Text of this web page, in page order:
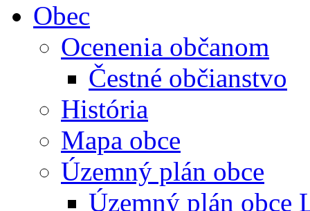
Obec
Ocenenia občanom
Čestné občianstvo
História
Mapa obce
Územný plán obce
Územný plán obce